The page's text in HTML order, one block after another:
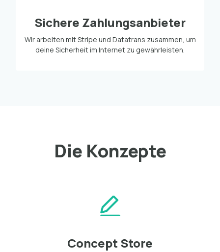
Sichere Zahlungsanbieter
Wir arbeiten mit Stripe und Datatrans zusammen, um
deine Sicherheit im Internet zu gewährleisten.
Die Konzepte
Concept Store